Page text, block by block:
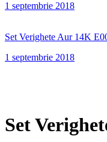
1 septembrie 2018
Set Verighete Aur 14K
1 septembrie 2018
Set